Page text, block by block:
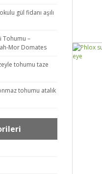
gül fidanı aşılı
Tohumu –
Mor Domates
tohumu taze
tohumu atalık